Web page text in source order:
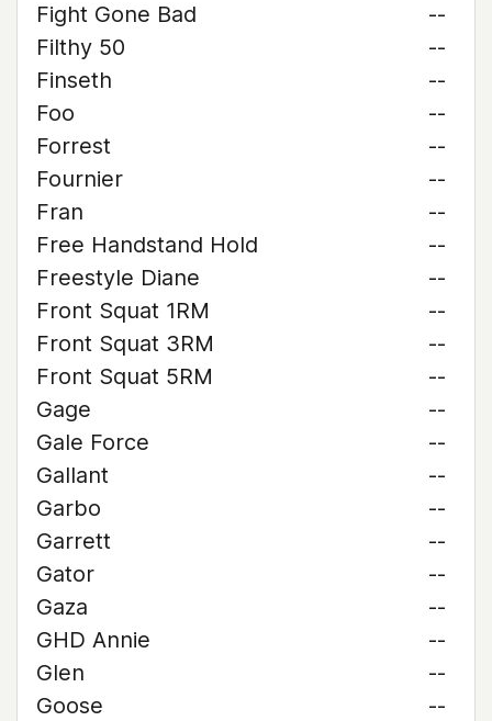
Fight Gone Bad
--
Filthy 50
--
Finseth
--
Foo
--
Forrest
--
Fournier
--
Fran
--
Free Handstand Hold
--
Freestyle Diane
--
Front Squat 1RM
--
Front Squat 3RM
--
Front Squat 5RM
--
Gage
--
Gale Force
--
Gallant
--
Garbo
--
Garrett
--
Gator
--
Gaza
--
GHD Annie
--
Glen
--
Goose
--